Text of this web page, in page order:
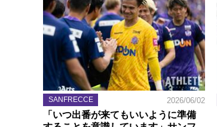
SANFRECCE 2026/06/02
「いつ出番が来てもいいように準備